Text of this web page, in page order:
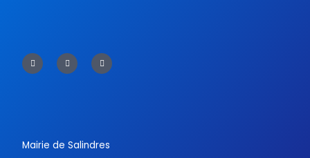
a
c
e
w
i
t
o
u
t
Mairie de Salindres